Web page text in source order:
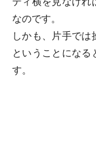
なのです。
しかも、片手で
ということになる
す。